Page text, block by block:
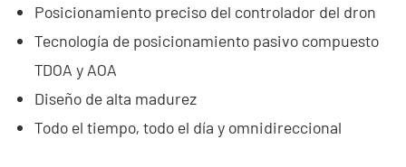
Posicionamiento preciso del controlador del dron
Tecnología de posicionamiento pasivo compuesto
TDOA y AOA
Diseño de alta madurez
Todo el tiempo, todo el día y omnidireccional